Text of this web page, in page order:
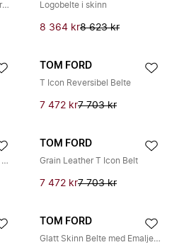
Glatt skinnbelte med emaljert spenne T Logobelte i skinn
8 364 kr8 623 kr
TOM FORD
T Icon Reversibel Belte
7 472 kr7 703 kr
Belte med kornskinninnlegg og T-spenne
TOM FORD
Grain Leather T Icon Belt
7 472 kr7 703 kr
TOM FORD
Glatt Skinn Belte med Emaljert Spenne T